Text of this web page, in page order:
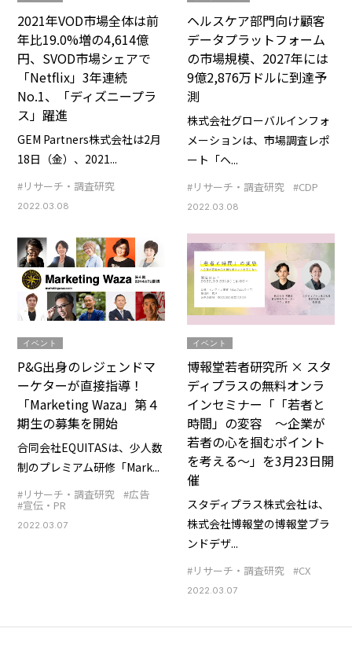
2021年VOD市場全体は前
年比19.0%増の4,614億
円、SVOD市場シェアで
「Netflix」3年連続
No.1、「ディズニープラ
ス」躍進
GEM Partners株式会社は2月
18日（金）、2021...
#リサーチ・調査研究
2022.03.08
ヘルスケア部門向け顧客
データプラットフォーム
の市場規模、2027年には
9億2,876万ドルに到達予
測
株式会社グローバルインフォ
メーションは、市場調査レポ
ート「ヘ...
#リサーチ・調査研究 #CDP
2022.03.08
イベント
P&G出身のレジェンドマ
ーケターが直接指導！
「Marketing Waza」第４
期生の募集を開始
合同会社EQUITASは、少人数
制のプレミアム研修「Mark...
#リサーチ・調査研究 #広告
#宣伝・PR
2022.03.07
イベント
博報堂若者研究所 × スタ
ディプラスの無料オンラ
インセミナー「「若者と
時間」の変容 〜企業が
若者の心を掴むポイント
を考える〜」を3月23日開
催
スタディプラス株式会社は、
株式会社博報堂の博報堂ブラ
ンドデザ...
#リサーチ・調査研究 #CX
2022.03.07